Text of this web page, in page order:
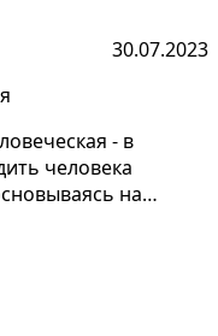
30.07.2023
- в
человека
на